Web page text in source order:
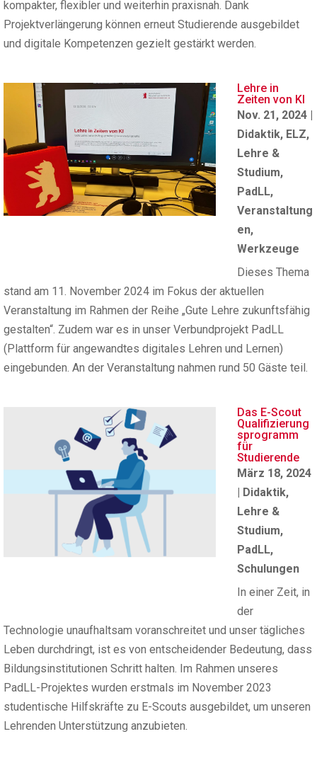
kompakter, flexibler und weiterhin praxisnah. Dank
Projektverlängerung können erneut Studierende ausgebildet
und digitale Kompetenzen gezielt gestärkt werden.
Lehre in
Zeiten von KI
Nov. 21, 2024 |
Didaktik, ELZ,
Lehre &
Studium,
PadLL,
Veranstaltung
en,
Werkzeuge
Dieses Thema
stand am 11. November 2024 im Fokus der aktuellen
Veranstaltung im Rahmen der Reihe „Gute Lehre zukunftsfähig
gestalten“. Zudem war es in unser Verbundprojekt PadLL
(Plattform für angewandtes digitales Lehren und Lernen)
eingebunden. An der Veranstaltung nahmen rund 50 Gäste teil.
Das E-Scout
Qualifizierung
sprogramm
für
Studierende
März 18, 2024
| Didaktik,
Lehre &
Studium,
PadLL,
Schulungen
In einer Zeit, in
der
Technologie unaufhaltsam voranschreitet und unser tägliches
Leben durchdringt, ist es von entscheidender Bedeutung, dass
Bildungsinstitutionen Schritt halten. Im Rahmen unseres
PadLL-Projektes wurden erstmals im November 2023
studentische Hilfskräfte zu E-Scouts ausgebildet, um unseren
Lehrenden Unterstützung anzubieten.